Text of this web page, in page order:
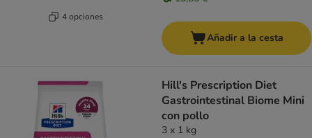
4 opciones
Añadir a la cesta
Hill's Prescription Diet
Gastrointestinal Biome Mini
con pollo
3 x 1 kg